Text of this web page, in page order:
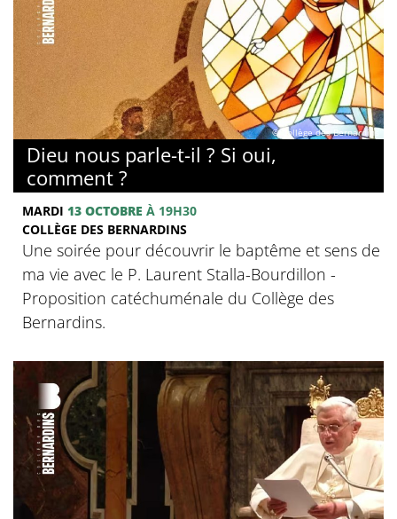
© Collège des Bernardins
Dieu nous parle-t-il ? Si oui,
comment ?
MARDI 13 OCTOBRE À 19H30
COLLÈGE DES BERNARDINS
Une soirée pour découvrir le baptême et sens de
ma vie avec le P. Laurent Stalla-Bourdillon -
Proposition catéchuménale du Collège des
Bernardins.